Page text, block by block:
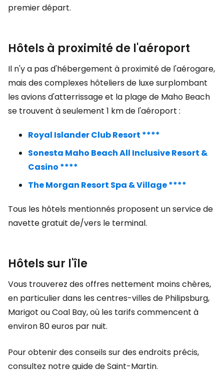
premier départ.
Hôtels à proximité de l'aéroport
Il n'y a pas d'hébergement à proximité de l'aérogare,
mais des complexes hôteliers de luxe surplombant
les avions d'atterrissage et la plage de Maho Beach
se trouvent à seulement 1 km de l'aéroport :
Royal Islander Club Resort ****
Sonesta Maho Beach All Inclusive Resort &
Casino ****
The Morgan Resort Spa & Village ****
Tous les hôtels mentionnés proposent un service de
navette gratuit de/vers le terminal.
Hôtels sur l'île
Vous trouverez des offres nettement moins chères,
en particulier dans les centres-villes de Philipsburg,
Marigot ou Coal Bay, où les tarifs commencent à
environ 80 euros par nuit.
Pour obtenir des conseils sur des endroits précis,
consultez notre guide de Saint-Martin.